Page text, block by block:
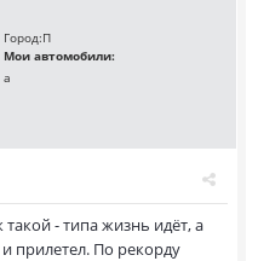
Город:П
Мои автомобили:
а
- типа жизнь идёт, а
прилетел. По рекорду